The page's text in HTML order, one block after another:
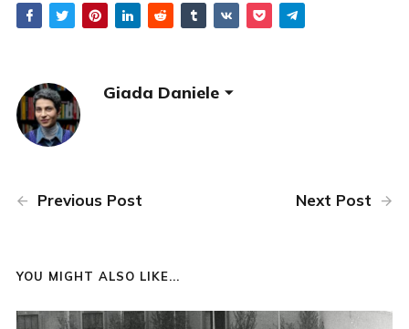
Giada Daniele
Previous Post Next Post
YOU MIGHT ALSO LIKE...